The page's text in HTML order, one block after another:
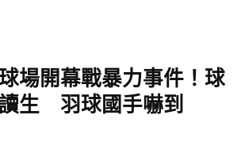
場開幕戰暴力事件！球
生 羽球國手嚇到